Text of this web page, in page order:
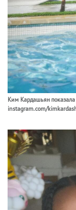
Ким Кардашьян
instagram.com/